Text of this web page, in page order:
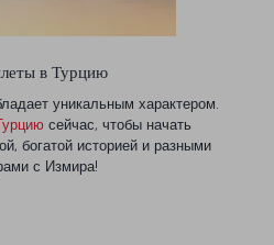
в Турцию
уникальным характером.
сейчас, чтобы начать
богатой историей и разными
с Измира!